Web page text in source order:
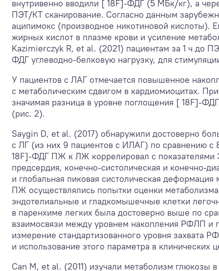
внутривенно вводили [ 18F]-ФДГ (5 МБк/кг), а
ПЭТ/КТ сканирование. Согласно данным
аципимокс (производное никотиновой кислоты).
жирных кислот в плазме крови и усиление
Kazimierczyk R, et al. (2021) пациентам за 1 ч до
ФДГ углеводно-белковую нагрузку, для
У пациентов с ЛАГ отмечается повышенное
с метаболическим сдвигом в кардиомиоцитах.
значимая разница в уровне поглощения [ 18F]-
(рис. 2).
Saygin D, et al. (2017) обнаружили достоверно
с ЛГ (из них 9 пациентов с ИЛАГ) по сравнению
18F]-ФДГ ПЖ к ЛЖ коррелировал с показателями
предсердия, конечно-систолическая и конечно-
и глобальная пиковая систолическая
ПЖ осуществлялись попытки оценки
эндотелиальные и гладкомышечные клетки
в паренхиме легких была достоверно выше по
взаимосвязи между уровнем накопления РФЛП и
измерение стандартизованного уровня захвата
и использование этого параметра в клинических
Can М, et al. (2011) изучали метаболизм глюкозы